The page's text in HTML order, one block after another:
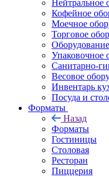
Нейтральное
Кофейное
Моечное
Торговое
Упаковочное
Санитарно-
Весовое
Инвентарь
Посуда и
Форматы
Назад
Форматы
Гостиницы
Столовая
Ресторан
Пиццерия